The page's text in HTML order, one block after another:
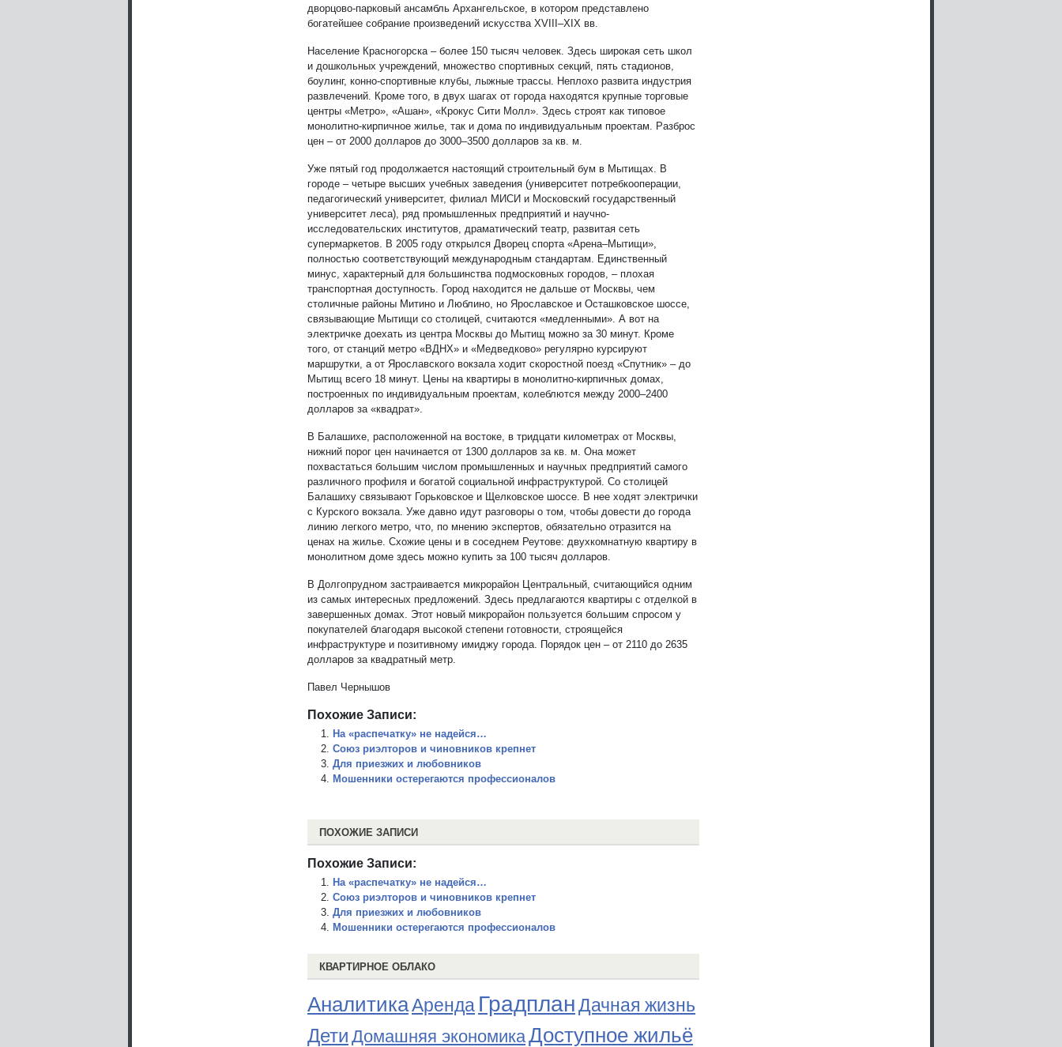
дворцово-парковый ансамбль Архангельское, в котором представлено
богатейшее собрание произведений искусства XVIII–XIX вв.
Население Красногорска – более 150 тысяч человек. Здесь широкая сеть школ
и дошкольных учреждений, множество спортивных секций, пять стадионов,
боулинг, конно-спортивные клубы, лыжные трассы. Неплохо развита индустрия
развлечений. Кроме того, в двух шагах от города находятся крупные торговые
центры «Метро», «Ашан», «Крокус Сити Молл». Здесь строят как типовое
монолитно-кирпичное жилье, так и дома по индивидуальным проектам. Разброс
цен – от 2000 долларов до 3000–3500 долларов за кв. м.
Уже пятый год продолжается настоящий строительный бум в Мытищах. В
городе – четыре высших учебных заведения (университет потребкооперации,
педагогический университет, филиал МИСИ и Московский государственный
университет леса), ряд промышленных предприятий и научно-
исследовательских институтов, драматический театр, развитая сеть
супермаркетов. В 2005 году открылся Дворец спорта «Арена–Мытищи»,
полностью соответствующий международным стандартам. Единственный
минус, характерный для большинства подмосковных городов, – плохая
транспортная доступность. Город находится не дальше от Москвы, чем
столичные районы Митино и Люблино, но Ярославское и Осташковское шоссе,
связывающие Мытищи со столицей, считаются «медленными». А вот на
электричке доехать из центра Москвы до Мытищ можно за 30 минут. Кроме
того, от станций метро «ВДНХ» и «Медведково» регулярно курсируют
маршрутки, а от Ярославского вокзала ходит скоростной поезд «Спутник» – до
Мытищ всего 18 минут. Цены на квартиры в монолитно-кирпичных домах,
построенных по индивидуальным проектам, колеблются между 2000–2400
долларов за «квадрат».
В Балашихе, расположенной на востоке, в тридцати километрах от Москвы,
нижний порог цен начинается от 1300 долларов за кв. м. Она может
похвастаться большим числом промышленных и научных предприятий самого
различного профиля и богатой социальной инфраструктурой. Со столицей
Балашиху связывают Горьковское и Щелковское шоссе. В нее ходят электрички
с Курского вокзала. Уже давно идут разговоры о том, чтобы довести до города
линию легкого метро, что, по мнению экспертов, обязательно отразится на
ценах на жилье. Схожие цены и в соседнем Реутове: двухкомнатную квартиру в
монолитном доме здесь можно купить за 100 тысяч долларов.
В Долгопрудном застраивается микрорайон Центральный, считающийся одним
из самых интересных предложений. Здесь предлагаются квартиры с отделкой в
завершенных домах. Этот новый микрорайон пользуется большим спросом у
покупателей благодаря высокой степени готовности, строящейся
инфраструктуре и позитивному имиджу города. Порядок цен – от 2110 до 2635
долларов за квадратный метр.
Павел Чернышов
Похожие Записи:
На «распечатку» не надейся…
Союз риэлторов и чиновников крепнет
Для приезжих и любовников
Мошенники остерегаются профессионалов
ПОХОЖИЕ ЗАПИСИ
Похожие Записи:
На «распечатку» не надейся…
Союз риэлторов и чиновников крепнет
Для приезжих и любовников
Мошенники остерегаются профессионалов
КВАРТИРНОЕ ОБЛАКО
АналитикаАренда ГрадпланДачная жизнь
Дети Домашняя экономикаДоступное жильё